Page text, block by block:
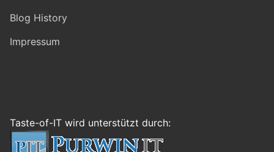
Blog History
Impressum
Taste-of-IT wird unterstützt durch: